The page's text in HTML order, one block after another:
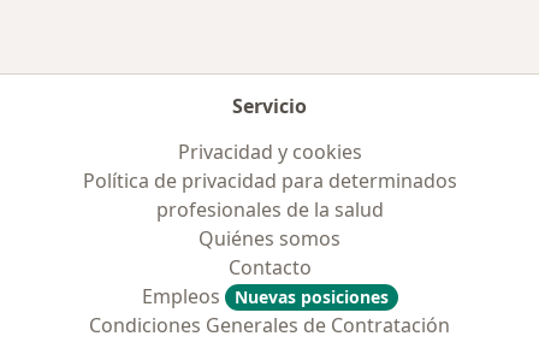
Servicio
Privacidad y cookies
Política de privacidad para determinados
profesionales de la salud
Quiénes somos
Contacto
Empleos
Nuevas posiciones
Condiciones Generales de Contratación